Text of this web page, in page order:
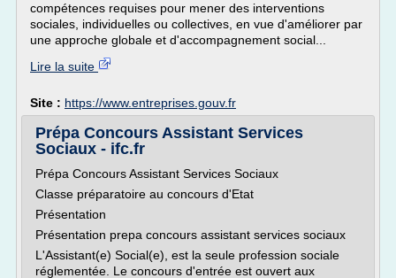
compétences requises pour mener des interventions
sociales, individuelles ou collectives, en vue d'améliorer par
une approche globale et d'accompagnement social...
Lire la suite
Site : https://www.entreprises.gouv.fr
Prépa Concours Assistant Services
Sociaux - ifc.fr
Prépa Concours Assistant Services Sociaux
Classe préparatoire au concours d'Etat
Présentation
Présentation prepa concours assistant services sociaux
L'Assistant(e) Social(e), est la seule profession sociale
réglementée. Le concours d'entrée est ouvert aux